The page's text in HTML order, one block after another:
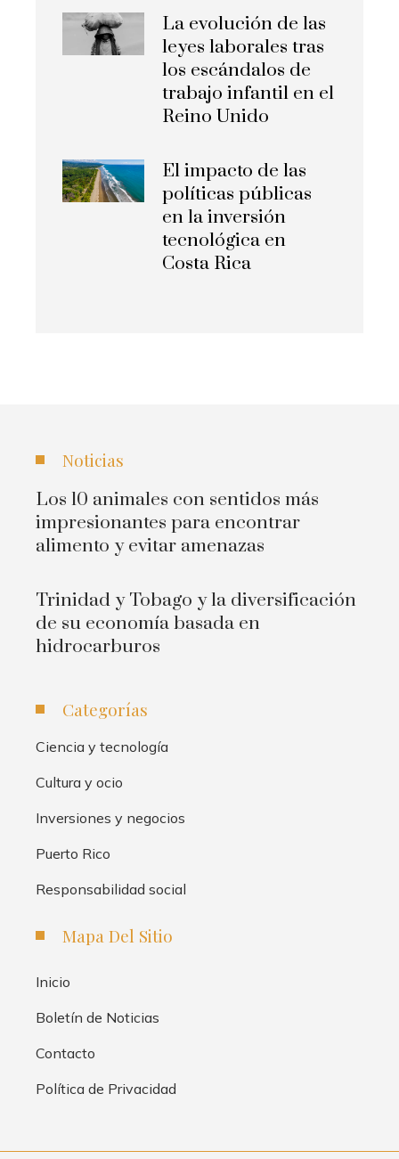
La evolución de las
leyes laborales tras
los escándalos de
trabajo infantil en el
Reino Unido
El impacto de las
políticas públicas
en la inversión
tecnológica en
Costa Rica
Noticias
Los 10 animales con sentidos más
impresionantes para encontrar
alimento y evitar amenazas
Trinidad y Tobago y la diversificación
de su economía basada en
hidrocarburos
Categorías
Ciencia y tecnología
Cultura y ocio
Inversiones y negocios
Puerto Rico
Responsabilidad social
Mapa Del Sitio
Inicio
Boletín de Noticias
Contacto
Política de Privacidad